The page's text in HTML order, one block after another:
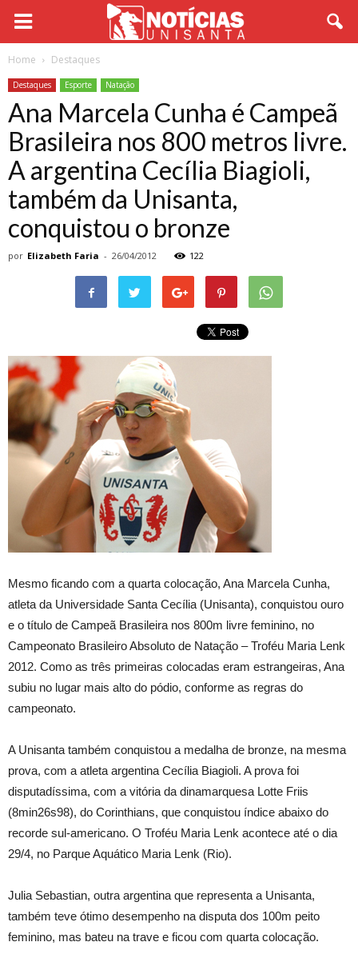
Home Destaques
Destaques Esporte Natação
Ana Marcela Cunha é Campeã
Brasileira nos 800 metros livre.
A argentina Cecília Biagioli,
também da Unisanta,
conquistou o bronze
por Elizabeth Faria - 26/04/2012 122
Mesmo ficando com a quarta colocação, Ana Marcela Cunha,
atleta da Universidade Santa Cecília (Unisanta), conquistou ouro
e o título de Campeã Brasileira nos 800m livre feminino, no
Campeonato Brasileiro Absoluto de Natação – Troféu Maria Lenk
2012. Como as três primeiras colocadas eram estrangeiras, Ana
subiu no lugar mais alto do pódio, conforme as regras do
campeonato.
A Unisanta também conquistou a medalha de bronze, na mesma
prova, com a atleta argentina Cecília Biagioli. A prova foi
disputadíssima, com a vitória da dinamarquesa Lotte Friis
(8min26s98), do Corinthians, que conquistou índice abaixo do
recorde sul-americano. O Troféu Maria Lenk acontece até o dia
29/4, no Parque Aquático Maria Lenk (Rio).
Julia Sebastian, outra argentina que representa a Unisanta,
também teve ótimo desempenho na disputa dos 100m peito
feminino, mas bateu na trave e ficou com quarta colocação.